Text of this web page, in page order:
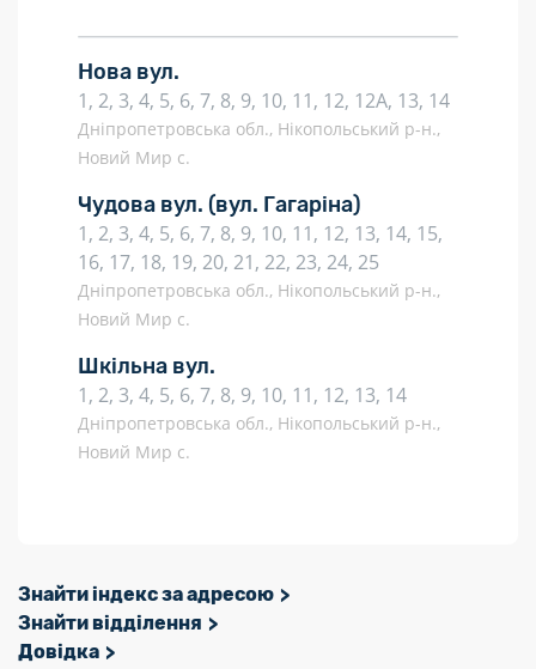
Нова вул.
1, 2, 3, 4, 5, 6, 7, 8, 9, 10, 11, 12, 12А, 13, 14
Дніпропетровська обл., Нікопольський р-н.,
Новий Мир с.
Чудова вул. (вул. Гагаріна)
1, 2, 3, 4, 5, 6, 7, 8, 9, 10, 11, 12, 13, 14, 15,
16, 17, 18, 19, 20, 21, 22, 23, 24, 25
Дніпропетровська обл., Нікопольський р-н.,
Новий Мир с.
Шкільна вул.
1, 2, 3, 4, 5, 6, 7, 8, 9, 10, 11, 12, 13, 14
Дніпропетровська обл., Нікопольський р-н.,
Новий Мир с.
Знайти індекс за адресою
Знайти відділення
Довідка